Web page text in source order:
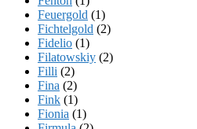
Feuergold (1)
Fichtelgold (2)
Fidelio (1)
Filatowskiy (2)
Filli (2)
Fina (2)
Fink (1)
Fionia (1)